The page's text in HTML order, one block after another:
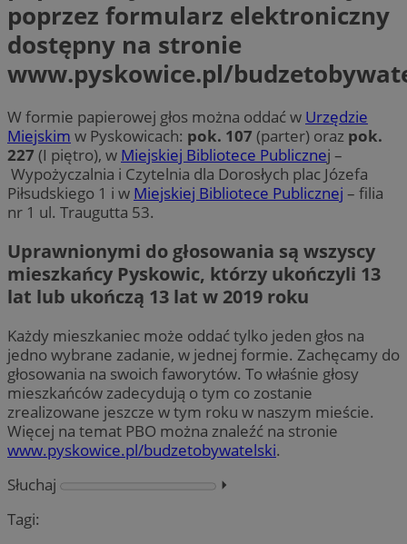
poprzez formularz elektroniczny
dostępny na stronie
www.pyskowice.pl/
W formie papierowej głos można oddać w Urzędzie
Miejskim w Pyskowicach: pok. 107 (parter) oraz pok.
227 (I piętro), w Miejskiej Bibliotece Publicznej –
Wypożyczalnia i Czytelnia dla Dorosłych plac Józefa
Piłsudskiego 1 i w Miejskiej Bibliotece Publicznej – filia
nr 1 ul. Traugutta 53.
Uprawnionymi do głosowania są wszyscy
mieszkańcy Pyskowic, którzy ukończyli 13
lat lub ukończą 13 lat w 2019 roku
Każdy mieszkaniec może oddać tylko jeden głos na
jedno wybrane zadanie, w jednej formie. Zachęcamy do
głosowania na swoich faworytów. To właśnie głosy
mieszkańców zadecydują o tym co zostanie
zrealizowane jeszcze w tym roku w naszym mieście.
Więcej na temat PBO można znaleźć na stronie
www.pyskowice.pl/budzetobywatelski.
Słuchaj
⏵︎
Tagi: